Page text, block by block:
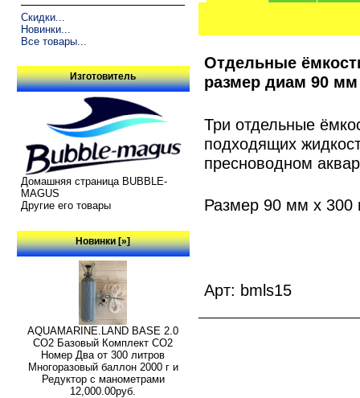
Скидки...
Новинки...
Все товары...
Изготовитель
Домашняя страница BUBBLE-
MAGUS
Другие его товары
Новинки [»]
AQUAMARINE.LAND BASE 2.0
СО2 Базовый Комплект СО2
Номер Два от 300 литров
Многоразовый баллон 2000 г и
Редуктор с манометрами
12,000.00руб.
Отдельные
размер диам 90
Три отдельные
подходящих
пресноводном
Размер 90 мм x 300
Арт: bmls15